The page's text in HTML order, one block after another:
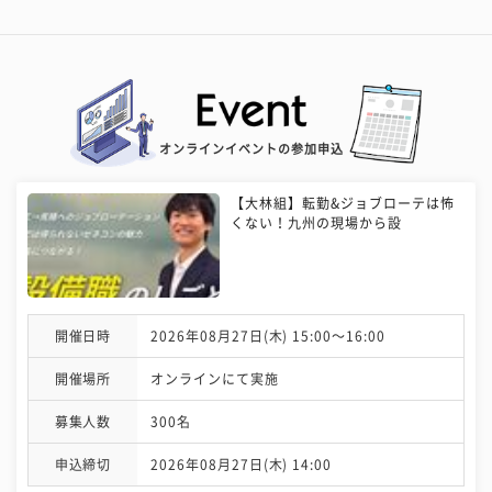
オンラインイベントの参加申込
【大林組】転勤&ジョブローテは怖
くない！九州の現場から設
開催日時 2026年08月27日(木) 15:00〜16:00
開催場所 オンラインにて実施
募集人数 300名
申込締切 2026年08月27日(木) 14:00